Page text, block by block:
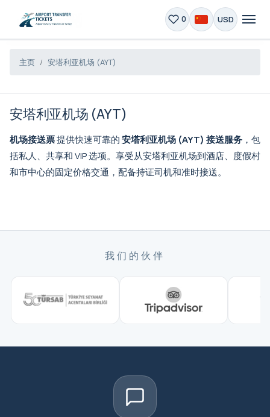
0 USD
主页 安塔利亚机场 (AYT)
安塔利亚机场 (AYT)
机场接送票提供快速可靠的安塔利亚机场 (AYT) 接送服务 ，包
括私人、共享和 VIP 选项。享受从安塔利亚机场到酒店、度假村
和市中心的固定价格交通，配备持证司机和准时接送。
我们的伙伴